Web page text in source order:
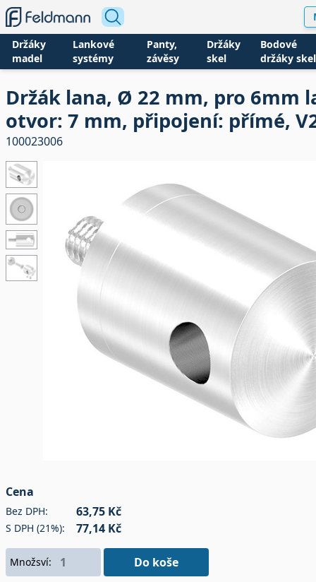
Držáky
madel
Lankové
systémy
Panty,
závěsy
Držáky
skel
Bodové
držáky skel
Držák lana, Ø 22 mm, pro 6mm
otvor: 7 mm, připojení: přímé,
100023006
Cena
Bez DPH: 63,75 Kč
S DPH (21%): 77,14 Kč
Množsví: Do koše